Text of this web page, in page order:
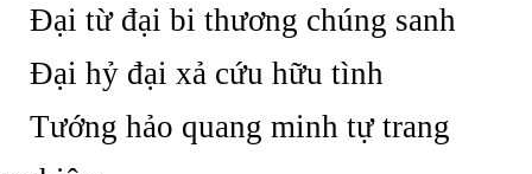
Đại từ đại bi thương chúng sanh
Đại hỷ đại xả cứu hữu tình
Tướng hảo quang minh tự trang